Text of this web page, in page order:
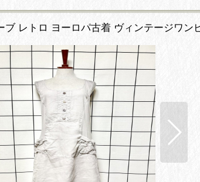
レトロ ヨーロパ古着 ヴィンテージワン